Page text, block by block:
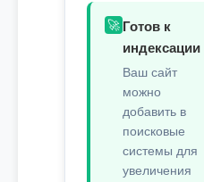
🚀 Готов к
индексации
Ваш сайт
можно
добавить в
поисковые
системы для
увеличения